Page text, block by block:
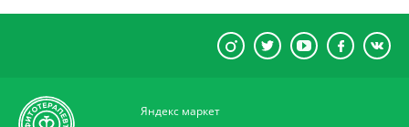
Яндекс маркет